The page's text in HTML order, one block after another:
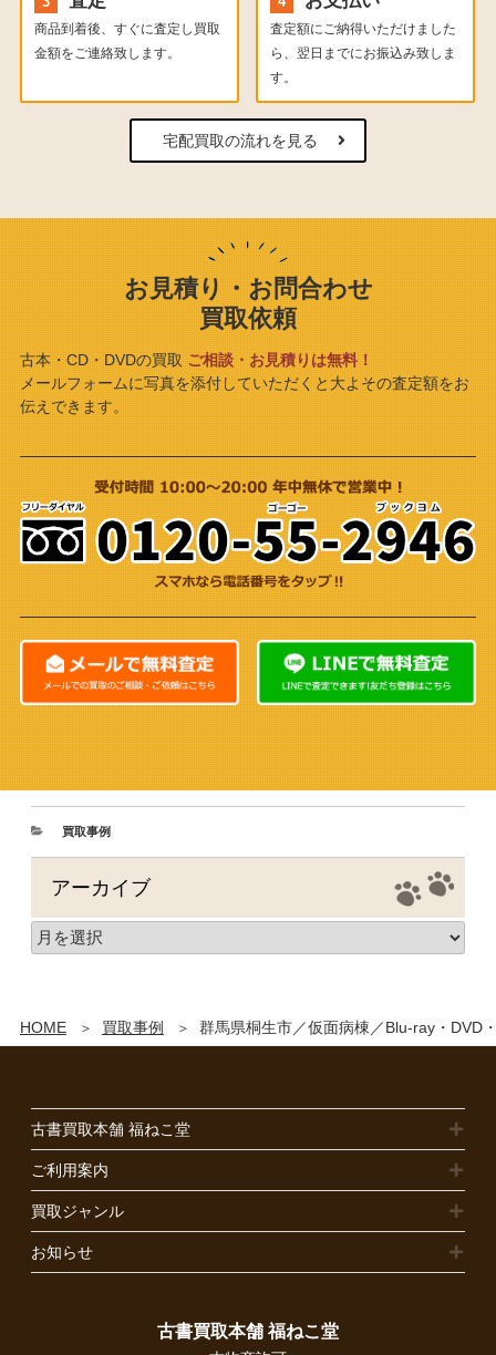
HOME 買取事例 群馬県桐生市／仮面病棟／Blu-ray・DVD
商品到着後、すぐに査定し買取
金額をご連絡致します。
査定額にご納得いただけました
ら、翌日までにお振込み致しま
す。
宅配買取の流れを見る
お見積り・お問合わせ
買取依頼
古本・CD・DVDの買取ご相談・お見積りは無料！
メールフォームに写真を添付していただくと大よその査定額をお
伝えできます。
買取事例
アーカイブ
古書買取本舗 福ねこ堂
ご利用案内
買取ジャンル
お知らせ
古書買取本舗 福ねこ堂